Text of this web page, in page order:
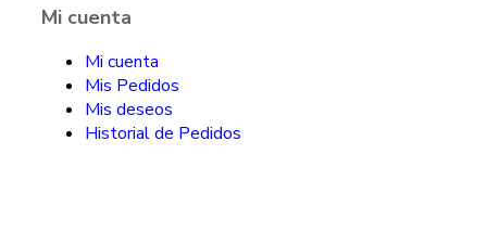
Mi cuenta
Mi cuenta
Mis Pedidos
Mis deseos
Historial de Pedidos